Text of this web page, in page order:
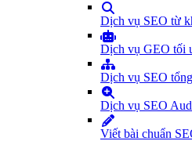
Dịch vụ SEO từ
Dịch vụ GEO tối
Dịch vụ SEO
Dịch vụ SEO
Viết bài chuẩn